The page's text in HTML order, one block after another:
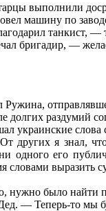
выполнили
машину по
танкист, —
бригадир, —
раздумий
украинские
других я знал,
одного его
словами выразить
нужно было найти
— Теперь-то мы